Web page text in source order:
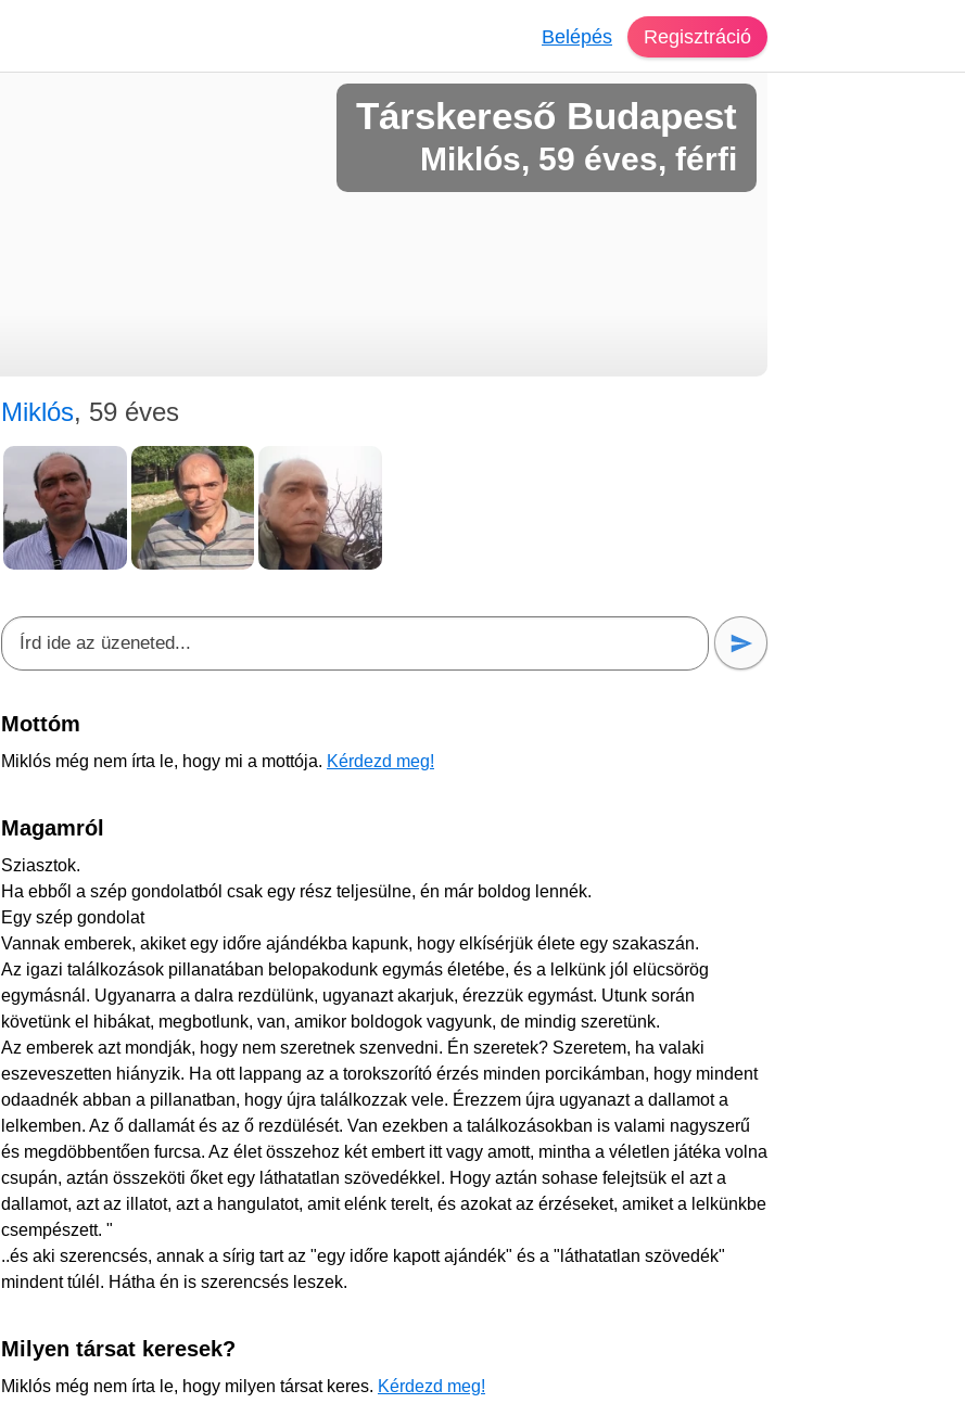
Belépés Regisztráció
Társkereső Budapest
Miklós, 59 éves, férfi
Miklós, 59 éves
Mottóm
Miklós még nem írta le, hogy mi a mottója. Kérdezd meg!
Magamról
Sziasztok.
Ha ebből a szép gondolatból csak egy rész teljesülne, én már boldog lennék.
Egy szép gondolat
Vannak emberek, akiket egy időre ajándékba kapunk, hogy elkísérjük élete egy szakaszán.
Az igazi találkozások pillanatában belopakodunk egymás életébe, és a lelkünk jól elücsörög
egymásnál. Ugyanarra a dalra rezdülünk, ugyanazt akarjuk, érezzük egymást. Utunk során
követünk el hibákat, megbotlunk, van, amikor boldogok vagyunk, de mindig szeretünk.
Az emberek azt mondják, hogy nem szeretnek szenvedni. Én szeretek? Szeretem, ha valaki
eszeveszetten hiányzik. Ha ott lappang az a torokszorító érzés minden porcikámban, hogy mindent
odaadnék abban a pillanatban, hogy újra találkozzak vele. Érezzem újra ugyanazt a dallamot a
lelkemben. Az ő dallamát és az ő rezdülését. Van ezekben a találkozásokban is valami nagyszerű
és megdöbbentően furcsa. Az élet összehoz két embert itt vagy amott, mintha a véletlen játéka volna
csupán, aztán összeköti őket egy láthatatlan szövedékkel. Hogy aztán sohase felejtsük el azt a
dallamot, azt az illatot, azt a hangulatot, amit elénk terelt, és azokat az érzéseket, amiket a lelkünkbe
csempészett. "
..és aki szerencsés, annak a sírig tart az "egy időre kapott ajándék" és a "láthatatlan szövedék"
mindent túlél. Hátha én is szerencsés leszek.
Milyen társat keresek?
Miklós még nem írta le, hogy milyen társat keres. Kérdezd meg!